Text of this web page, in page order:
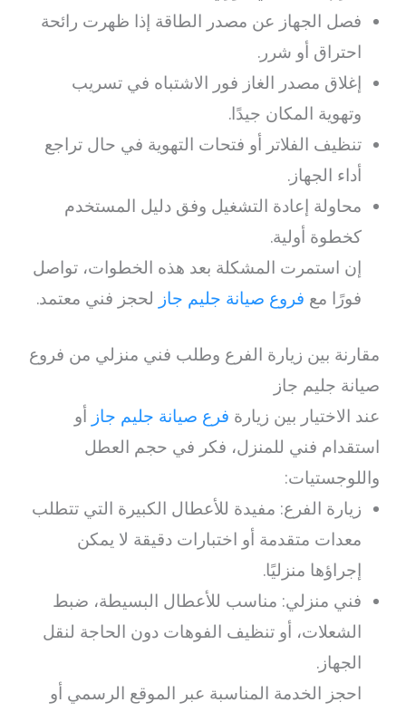
فصل الجهاز عن مصدر الطاقة إذا ظهرت رائحة
احتراق أو شرر.
إغلاق مصدر الغاز فور الاشتباه في تسريب
وتهوية المكان جيدًا.
تنظيف الفلاتر أو فتحات التهوية في حال تراجع
أداء الجهاز.
محاولة إعادة التشغيل وفق دليل المستخدم
كخطوة أولية.
إن استمرت المشكلة بعد هذه الخطوات، تواصل
فورًا مع فروع صيانة جليم جاز لحجز فني معتمد.
مقارنة بين زيارة الفرع وطلب فني منزلي من فروع
صيانة جليم جاز
عند الاختيار بين زيارة فرع صيانة جليم جاز أو
استقدام فني للمنزل، فكر في حجم العطل
واللوجستيات:
زيارة الفرع: مفيدة للأعطال الكبيرة التي تتطلب
معدات متقدمة أو اختبارات دقيقة لا يمكن
إجراؤها منزليًا.
فني منزلي: مناسب للأعطال البسيطة، ضبط
الشعلات، أو تنظيف الفوهات دون الحاجة لنقل
الجهاز.
احجز الخدمة المناسبة عبر الموقع الرسمي أو